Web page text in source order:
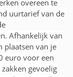
overeen te
uurtarief van de
Afhankelijk van
plaatsen van je
euro voor een
gevoelig